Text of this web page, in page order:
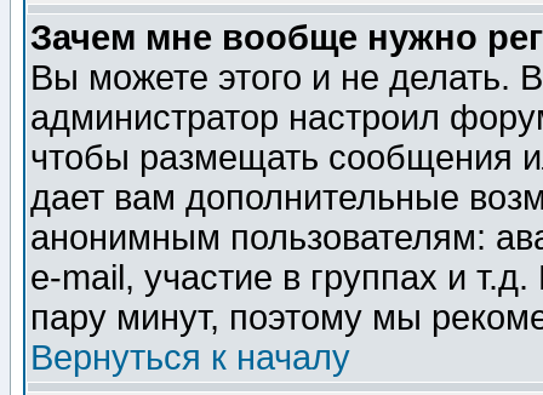
Зачем мне вообще нужно
Вы можете этого и не делать.
администратор настроил
чтобы размещать сообщения
дает вам дополнительные
анонимным пользователям:
e-mail, участие в группах и
пару минут, поэтому мы
Вернуться к началу